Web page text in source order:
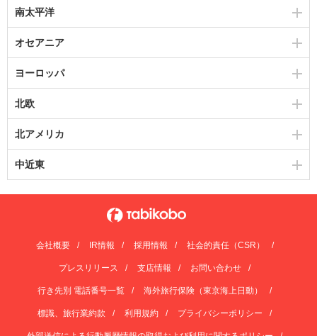
南太平洋
オセアニア
ヨーロッパ
北欧
北アメリカ
中近東
会社概要 IR情報 採用情報 社会的責任（CSR）
プレスリリース 支店情報 お問い合わせ
行き先別 電話番号一覧 海外旅行保険（東京海上日動）
標識、旅行業約款 利用規約 プライバシーポリシー